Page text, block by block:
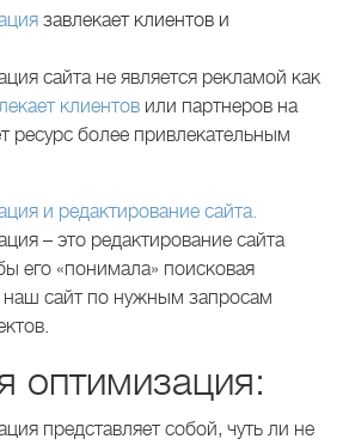
завлекает клиентов и
сайта не является рекламой как
клиентов или партнеров на
ресурс более привлекательным
и редактирование сайта.
– это редактирование сайта
его «понимала» поисковая
наш сайт по нужным запросам
оптимизация:
представляет собой, чуть ли не